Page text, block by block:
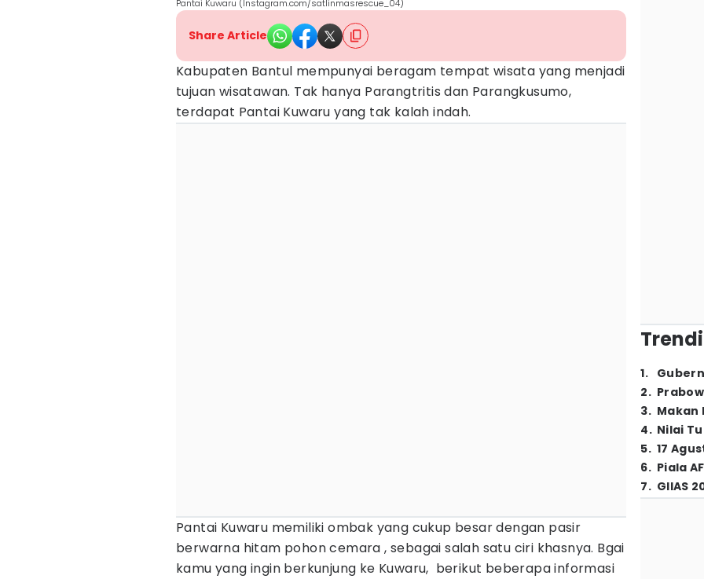
Pantai Kuwaru (Instagram.com/satlinmasrescue_04)
Share Article
Kabupaten Bantul mempunyai beragam tempat wisata yang menjadi
tujuan wisatawan. Tak hanya Parangtritis dan Parangkusumo,
terdapat Pantai Kuwaru yang tak kalah indah.
Pantai Kuwaru memiliki ombak yang cukup besar dengan pasir
berwarna hitam pohon cemara , sebagai salah satu ciri khasnya. Bgai
kamu yang ingin berkunjung ke Kuwaru, berikut beberapa informasi
1.
2.
3. Makan
4. Nilai
5. 17
6. Piala
7. GIIAS